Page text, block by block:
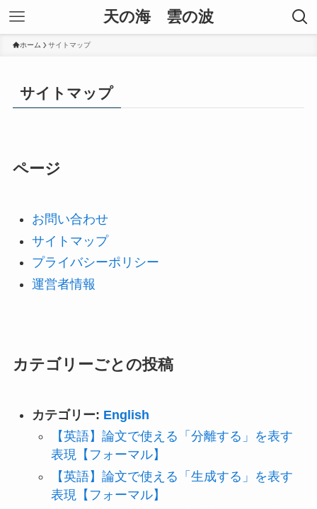
天の海 雲の波
ホーム サイトマップ
サイトマップ
ページ
お問い合わせ
サイトマップ
プライバシーポリシー
運営者情報
カテゴリーごとの投稿
カテゴリー: English
【英語】論文で使える「分離する」を表す
表現【フォーマル】
【英語】論文で使える「生成する」を表す
表現【フォーマル】